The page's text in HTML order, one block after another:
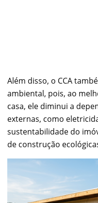
Além disso, o CCA
ambiental, pois, ao
casa, ele diminui a
externas, como
sustentabilidade do
de construção